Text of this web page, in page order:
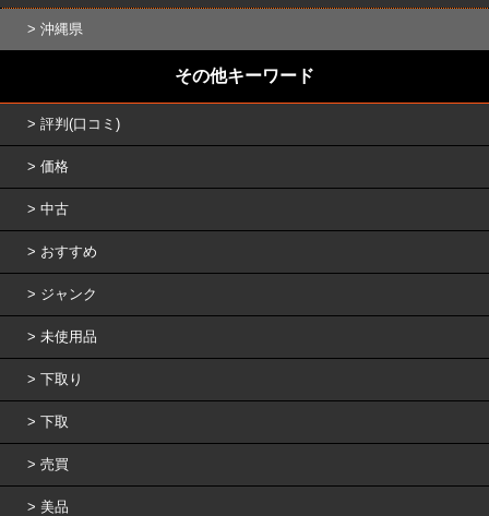
沖縄県
その他キーワード
評判(口コミ)
価格
中古
おすすめ
ジャンク
未使用品
下取り
下取
売買
美品